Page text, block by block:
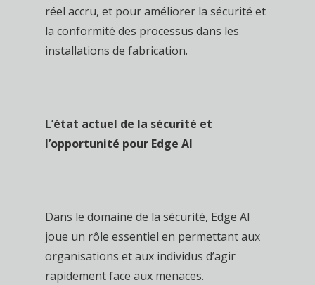
réel accru, et pour améliorer la sécurité et
la conformité des processus dans les
installations de fabrication.
L’état actuel de la sécurité et
l’opportunité pour Edge AI
Dans le domaine de la sécurité, Edge AI
joue un rôle essentiel en permettant aux
organisations et aux individus d’agir
rapidement face aux menaces.